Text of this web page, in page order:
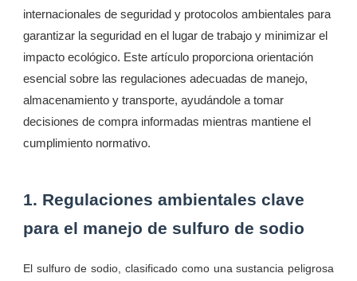
internacionales de seguridad y protocolos ambientales para
garantizar la seguridad en el lugar de trabajo y minimizar el
impacto ecológico. Este artículo proporciona orientación
esencial sobre las regulaciones adecuadas de manejo,
almacenamiento y transporte, ayudándole a tomar
decisiones de compra informadas mientras mantiene el
cumplimiento normativo.
1. Regulaciones ambientales clave
para el manejo de sulfuro de sodio
El sulfuro de sodio, clasificado como una sustancia peligrosa